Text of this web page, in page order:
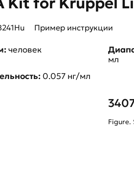
Пример инструкции
человек
мл
0.057 нг/мл
Figure.